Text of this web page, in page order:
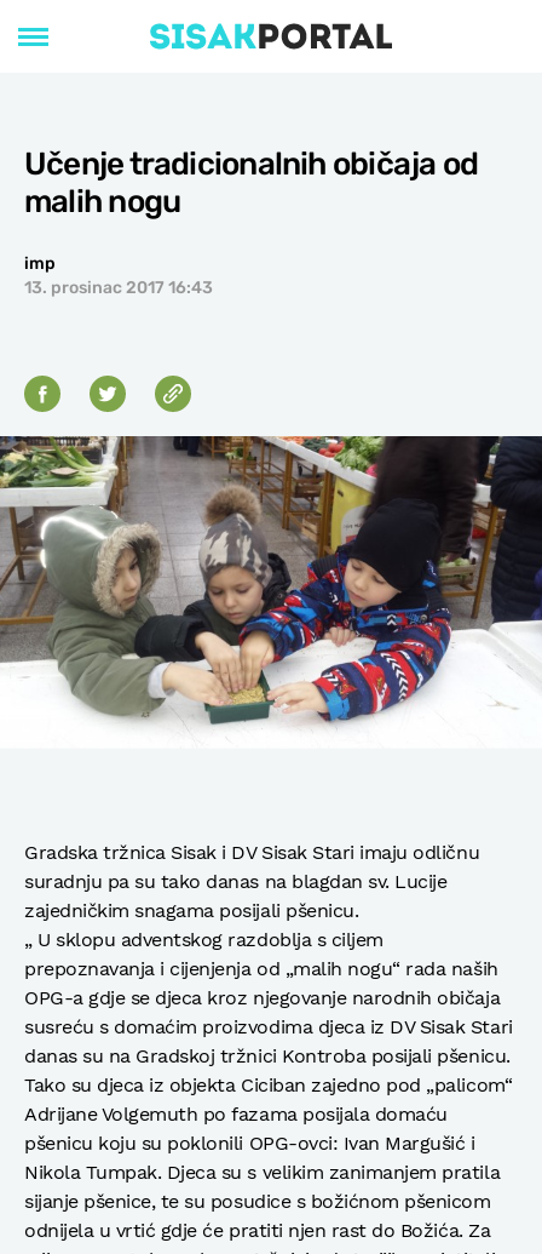
Učenje tradicionalnih običaja od
malih nogu
imp
13. prosinac 2017 16:43
Gradska tržnica Sisak i DV Sisak Stari imaju odličnu
suradnju pa su tako danas na blagdan sv. Lucije
zajedničkim snagama posijali pšenicu.
„ U sklopu adventskog razdoblja s ciljem
prepoznavanja i cijenjenja od „malih nogu“ rada naših
OPG-a gdje se djeca kroz njegovanje narodnih običaja
susreću s domaćim proizvodima djeca iz DV Sisak Stari
danas su na Gradskoj tržnici Kontroba posijali pšenicu.
Tako su djeca iz objekta Ciciban zajedno pod „palicom“
Adrijane Volgemuth po fazama posijala domaću
pšenicu koju su poklonili OPG-ovci: Ivan Margušić i
Nikola Tumpak. Djeca su s velikim zanimanjem pratila
sijanje pšenice, te su posudice s božićnom pšenicom
odnijela u vrtić gdje će pratiti njen rast do Božića. Za